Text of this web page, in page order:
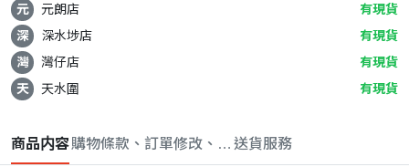
元
元朗店
有現貨
深
深水埗店
有現貨
灣
灣仔店
有現貨
天
天水圍 有現貨
商品内容購物條款、訂單修改、取消與退款政策
送貨服務